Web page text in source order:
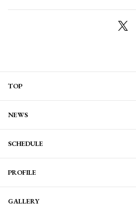
TOP
NEWS
SCHEDULE
PROFILE
GALLERY